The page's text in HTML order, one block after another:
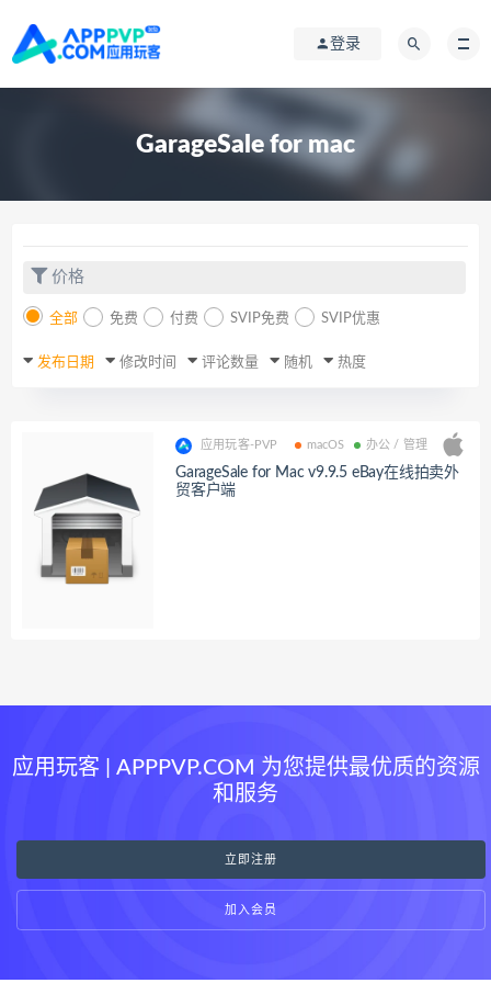
登录
GarageSale for mac
价格
全部 免费 付费 SVIP免费 SVIP优惠
发布日期 修改时间 评论数量 随机 热度
应用玩客-PVP macOS 办公 / 管理
GarageSale for Mac v9.9.5 eBay在线拍卖外
贸客户端
应用玩客 | APPPVP.COM 为您提供最优质的资源
和服务
立即注册
加入会员